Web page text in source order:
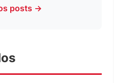
posts →